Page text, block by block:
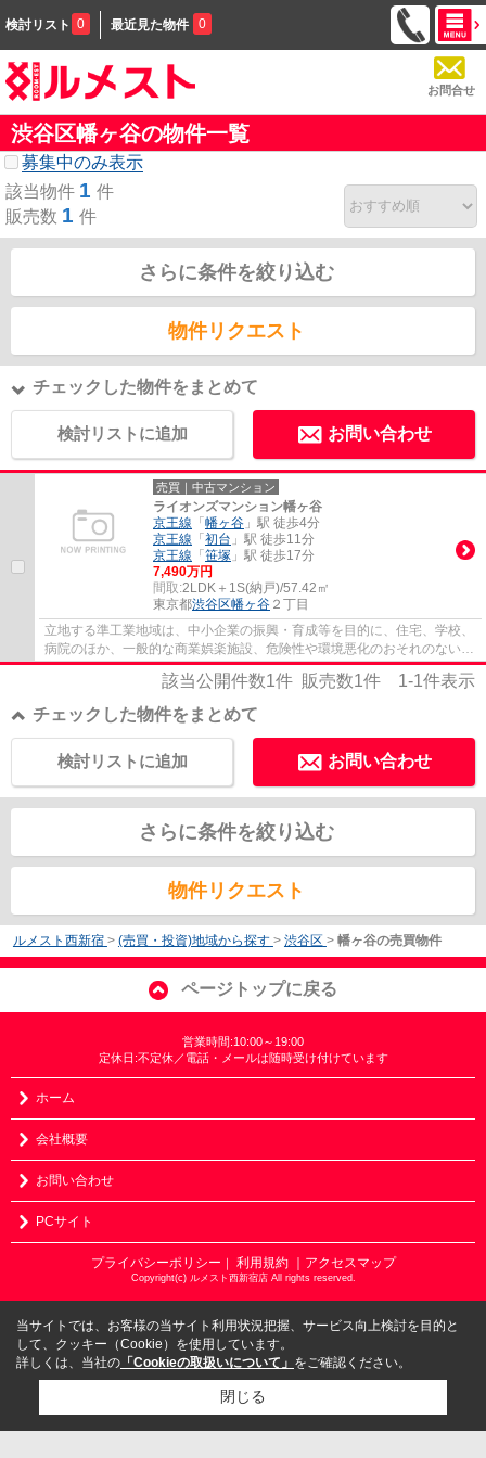
検討リスト 0 最近見た物件 0
お問合せ
渋谷区幡ヶ谷の物件一覧
募集中のみ表示
該当物件 1 件
販売数 1 件
さらに条件を絞り込む
物件リクエスト
チェックした物件をまとめて
検討リストに追加 お問い合わせ
売買｜中古マンション
ライオンズマンション幡ヶ谷
京王線 「 幡ヶ谷 」駅 徒歩4分
京王線 「 初台 」駅 徒歩11分
京王線 「 笹塚 」駅 徒歩17分
7,490万円
間取:2LDK＋1S(納戸)/57.42㎡
東京都渋谷区幡ヶ谷 ２丁目
立地する準工業地域は、中小企業の振興・育成等を目的に、住宅、学校、
病院のほか、一般的な商業娯楽施設、危険性や環境悪化のおそれのない一
定規模以下の工場などが建てられる地域で...
該当公開件数1件 販売数1件 1-1件表示
チェックした物件をまとめて
お問い合わせ
検討リストに追加
さらに条件を絞り込む
物件リクエスト
ルメスト西新宿 > (売買・投資)地域から探す > 渋谷区 > 幡ヶ谷の売買物件
ページトップに戻る
営業時間:10:00～19:00
定休日:不定休／電話・メールは随時受け付けています
ホーム
会社概要
お問い合わせ
PCサイト
プライバシーポリシー 利用規約 ｜アクセスマップ
Copyright(c) ルメスト西新宿店 All rights reserved.
当サイトでは、お客様の当サイト利用状況把握、サービス向上検討を目的と
して、クッキー（Cookie）を使用しています。
詳しくは、当社の 「Cookieの取扱いについて」 をご確認ください。
閉じる